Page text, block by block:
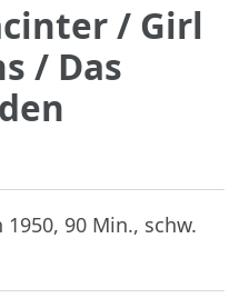
/ Girl
/ Das
1950, 90 Min., schw.